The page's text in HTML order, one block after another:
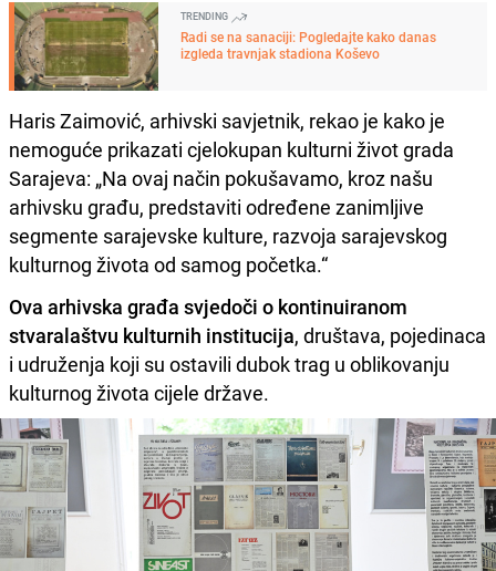
TRENDING
Radi se na sanaciji: Pogledajte kako danas
izgleda travnjak stadiona Koševo
Haris Zaimović, arhivski savjetnik, rekao je kako je
nemoguće prikazati cjelokupan kulturni život grada
Sarajeva: „Na ovaj način pokušavamo, kroz našu
arhivsku građu, predstaviti određene zanimljive
segmente sarajevske kulture, razvoja sarajevskog
kulturnog života od samog početka.“
Ova arhivska građa svjedoči o kontinuiranom
stvaralaštvu kulturnih institucija, društava, pojedinaca
i udruženja koji su ostavili dubok trag u oblikovanju
kulturnog života cijele države.